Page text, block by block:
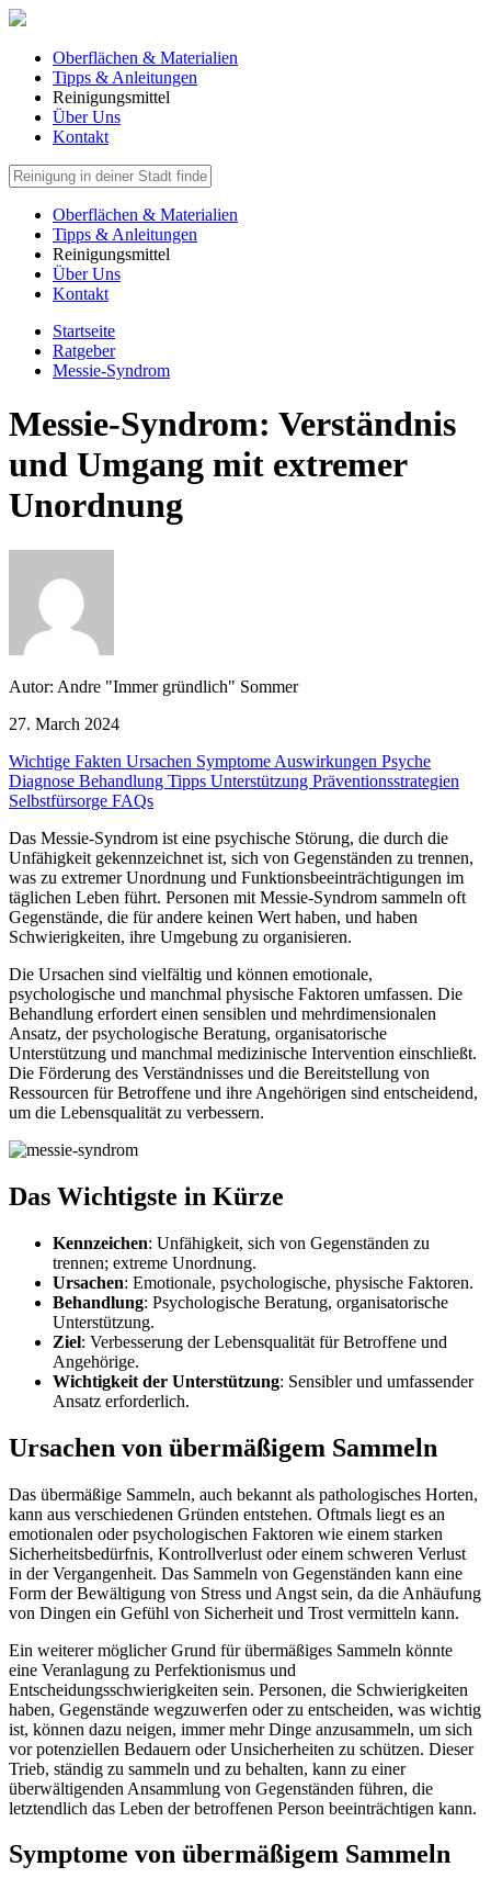
Oberflächen & Materialien
Tipps & Anleitungen
Reinigungsmittel
Über Uns
Kontakt
Oberflächen & Materialien
Tipps & Anleitungen
Reinigungsmittel
Über Uns
Kontakt
Startseite
Ratgeber
Messie-Syndrom
Messie-Syndrom: Verständnis
und Umgang mit extremer
Unordnung
Autor: Andre "Immer gründlich" Sommer
27. March 2024
Wichtige Fakten Ursachen Symptome Auswirkungen Psyche
Diagnose Behandlung Tipps Unterstützung Präventionsstrategien
Selbstfürsorge FAQs
Das Messie-Syndrom ist eine psychische Störung, die durch die
Unfähigkeit gekennzeichnet ist, sich von Gegenständen zu trennen,
was zu extremer Unordnung und Funktionsbeeinträchtigungen im
täglichen Leben führt. Personen mit Messie-Syndrom sammeln oft
Gegenstände, die für andere keinen Wert haben, und haben
Schwierigkeiten, ihre Umgebung zu organisieren.
Die Ursachen sind vielfältig und können emotionale,
psychologische und manchmal physische Faktoren umfassen. Die
Behandlung erfordert einen sensiblen und mehrdimensionalen
Ansatz, der psychologische Beratung, organisatorische
Unterstützung und manchmal medizinische Intervention einschließt.
Die Förderung des Verständnisses und die Bereitstellung von
Ressourcen für Betroffene und ihre Angehörigen sind entscheidend,
um die Lebensqualität zu verbessern.
Das Wichtigste in Kürze
Kennzeichen: Unfähigkeit, sich von Gegenständen zu
trennen; extreme Unordnung.
Ursachen: Emotionale, psychologische, physische Faktoren.
Behandlung: Psychologische Beratung, organisatorische
Unterstützung.
Ziel: Verbesserung der Lebensqualität für Betroffene und
Angehörige.
Wichtigkeit der Unterstützung: Sensibler und umfassender
Ansatz erforderlich.
Ursachen von übermäßigem Sammeln
Das übermäßige Sammeln, auch bekannt als pathologisches Horten,
kann aus verschiedenen Gründen entstehen. Oftmals liegt es an
emotionalen oder psychologischen Faktoren wie einem starken
Sicherheitsbedürfnis, Kontrollverlust oder einem schweren Verlust
in der Vergangenheit. Das Sammeln von Gegenständen kann eine
Form der Bewältigung von Stress und Angst sein, da die Anhäufung
von Dingen ein Gefühl von Sicherheit und Trost vermitteln kann.
Ein weiterer möglicher Grund für übermäßiges Sammeln könnte
eine Veranlagung zu Perfektionismus und
Entscheidungsschwierigkeiten sein. Personen, die Schwierigkeiten
haben, Gegenstände wegzuwerfen oder zu entscheiden, was wichtig
ist, können dazu neigen, immer mehr Dinge anzusammeln, um sich
vor potenziellen Bedauern oder Unsicherheiten zu schützen. Dieser
Trieb, ständig zu sammeln und zu behalten, kann zu einer
überwältigenden Ansammlung von Gegenständen führen, die
letztendlich das Leben der betroffenen Person beeinträchtigen kann.
Symptome von übermäßigem Sammeln